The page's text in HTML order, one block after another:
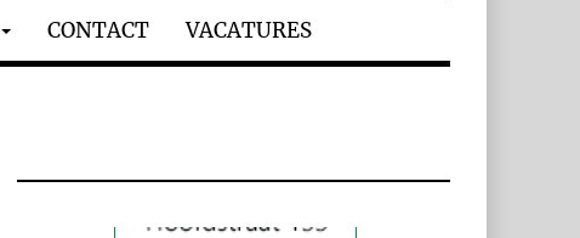
CONTACT VACATURES